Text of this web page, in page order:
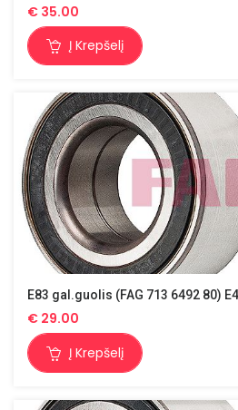
€ 35.00
Į Krepšelį
E83 gal.guolis (FAG 713 6492 80)
€ 29.00
Į Krepšelį